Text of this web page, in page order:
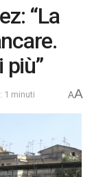
“La
1 minuti AA